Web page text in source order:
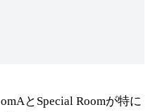
とSpecial Roomが特に